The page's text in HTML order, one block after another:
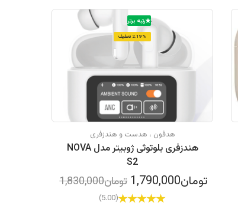
رتبه برتر
2.19% تخفیف
هدفون ، هدست و هندزفری
هندزفری بلوتوثی ژوبیتر مدل NOVA
S2
تومان1,790,000 تومان1,830,000
(5.00)